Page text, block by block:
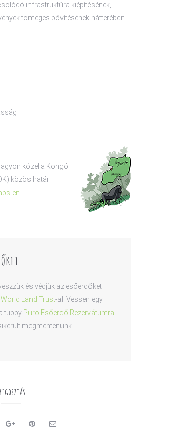
infrastruktúra kiépítésének,
tömeges bővítésének hátterében
közel a Kongói
közös határ
en
és védjük az esőerdőket
World Land Trust-al. Vessen egy
tubby Puro Esőerdő Rezervátumra
megmentenünk.